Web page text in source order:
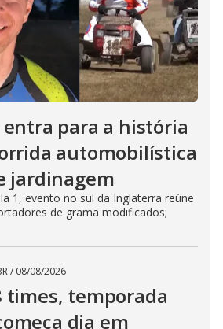
entra para a história
automobilística
jardinagem
1, evento no sul da Inglaterra reúne
de grama modificados;
/ 08/08/2026
times, temporada
dia em